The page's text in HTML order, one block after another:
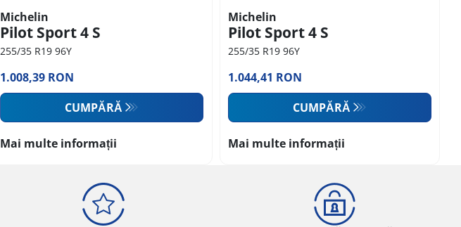
Michelin
Pilot Sport 4 S
255/35 R19 96Y
1.008,39 RON
CUMPĂRĂ
Mai multe informații
Michelin
Pilot Sport 4 S
255/35 R19 96Y
1.044,41 RON
CUMPĂRĂ
Mai multe informații